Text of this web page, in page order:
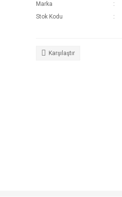
Marka
Stok Kodu
Karşılaştır